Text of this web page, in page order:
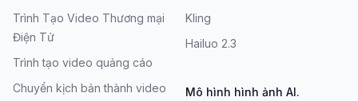
Trình Tạo Video Thương mại
Điện Tử
Trình tạo video quảng cáo
Chuyển kịch bản thành video
Kling
Hailuo 2.3
Mô hình hình ảnh AI.